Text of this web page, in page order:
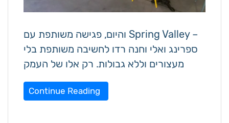
והיום, פגישה משותפת עם Spring Valley –
ספרינג ואלי וחנה רדו לחשיבה משותפת בלי
Continue Reading